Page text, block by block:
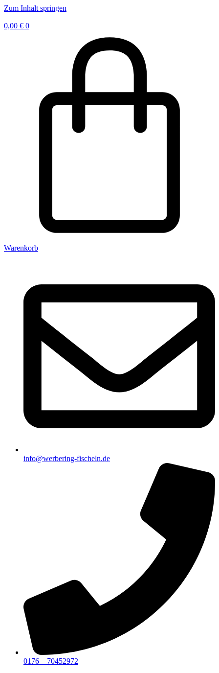
Zum Inhalt springen
0,00 € 0
Warenkorb
info@werbering-fischeln.de
0176 – 70452972